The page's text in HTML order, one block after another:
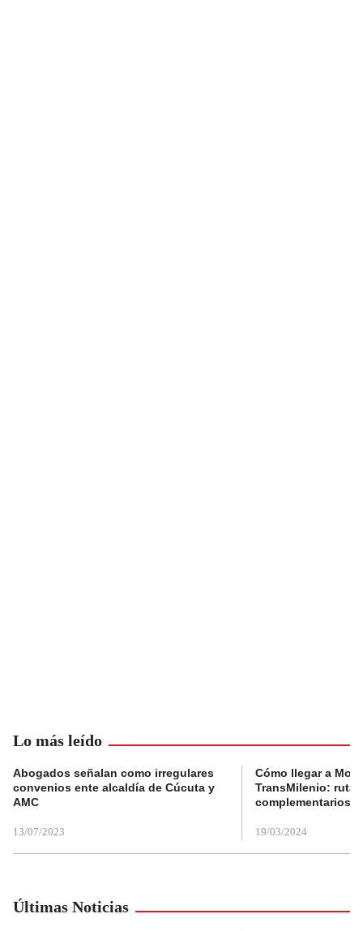
Lo más leído
Abogados señalan como irregulares
convenios ente alcaldía de Cúcuta y
AMC
13/07/2023
Cómo llegar a
TransMilenio:
complementarios
19/03/2024
Últimas Noticias